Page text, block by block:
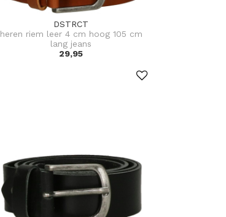
DSTRCT
heren riem leer 4 cm hoog 105 cm
lang jeans
29,95